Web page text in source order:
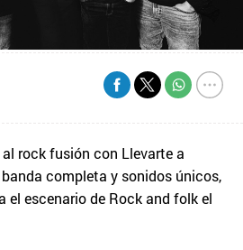
al rock fusión con Llevarte a
completa y sonidos únicos,
el escenario de Rock and folk el